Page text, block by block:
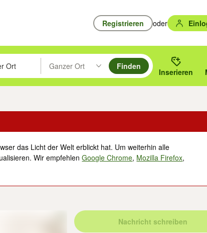
Registrieren oder
Pfeiltasten nach oben/unten durchsuchen und mit
eingeben. Eingabetaste drücken um zu suchen, oder
Ganzer Ort
Suche im Umkreis des gewählten Orts oder PLZ.
Finden
Inserieren
das Licht der Welt erblickt hat. Um weiterhin alle
Wir empfehlenGoogle Chrome, Mozilla Firefox,
Nachricht schreiben